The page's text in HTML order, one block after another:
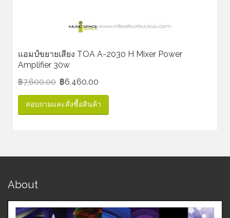
แอมป์ขยายเสียง TOA A-2030 H Mixer Power
Amplifier 30w
฿7,600.00 ฿6,460.00
สอบถามและสั่งซื้อสินค้า
About